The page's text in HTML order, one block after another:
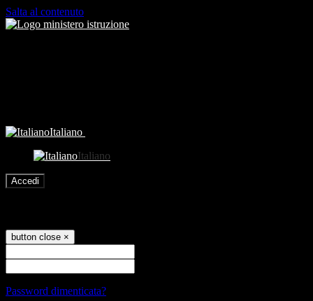
Salta al contenuto
Italiano
Italiano
Accedi
button close ×
Password dimenticata?